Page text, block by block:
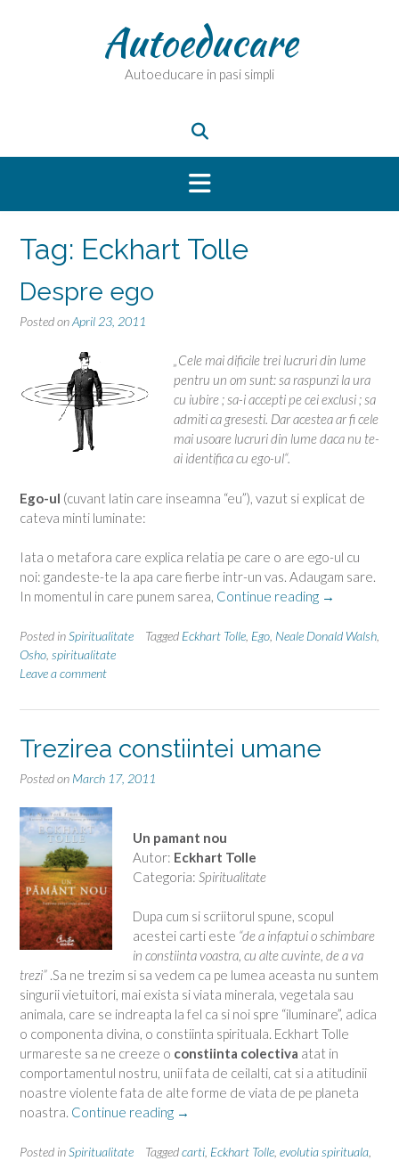
Autoeducare
Autoeducare in pasi simpli
Tag: Eckhart Tolle
Despre ego
Posted onApril 23, 2011
„Cele mai dificile trei lucruri din lume
pentru un om sunt: sa raspunzi la ura
cu iubire ; sa-i accepti pe cei exclusi ; sa
admiti ca gresesti. Dar acestea ar fi cele
mai usoare lucruri din lume daca nu te-
ai identifica cu ego-ul“.
Ego-ul (cuvant latin care inseamna “eu”), vazut si explicat de
cateva minti luminate:
Iata o metafora care explica relatia pe care o are ego-ul cu
noi: gandeste-te la apa care fierbe intr-un vas. Adaugam sare.
In momentul in care punem sarea, Continue reading “Despre
→
Posted inSpiritualitate Tagged Eckhart Tolle Ego Neale Donald Walsh
Osho spiritualitate
Leave a comment
Trezirea constiintei umane
Posted on March 17, 2011
Un pamant nou
Autor: Eckhart Tolle
Categoria: Spiritualitate
Dupa cum si scriitorul spune, scopul
acestei carti este “de a infaptui o schimbare
in constiinta voastra, cu alte cuvinte, de a va
trezi” .Sa ne trezim si sa vedem ca pe lumea aceasta nu suntem
singurii vietuitori, mai exista si viata minerala, vegetala sau
animala, care se indreapta la fel ca si noi spre “iluminare”, adica
o componenta divina, o constiinta spirituala. Eckhart Tolle
urmareste sa ne creeze o constiinta colectiva atat in
comportamentul nostru, unii fata de ceilalti, cat si a atitudinii
noastre violente fata de alte forme de viata de pe planeta
noastra. Continue reading “Trezirea
umane”
→
Posted inSpiritualitate Taggedcarti Eckhart Tolle evolutia spirituala